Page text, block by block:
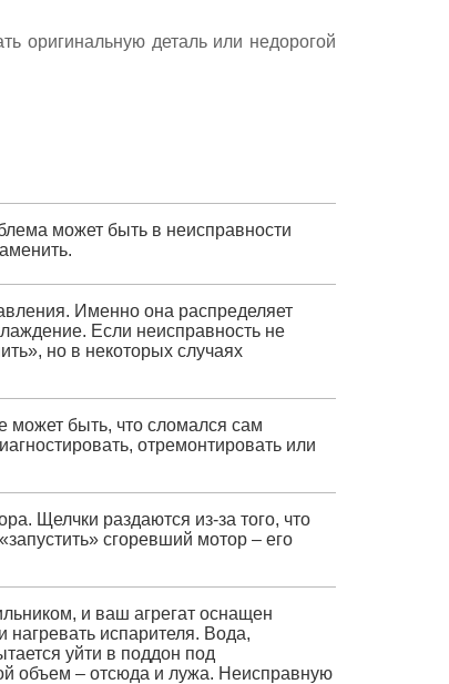
оригинальную деталь или недорогой
может быть в неисправности
Именно она распределяет
Если неисправность не
но в некоторых случаях
может быть, что сломался сам
отремонтировать или
Щелчки раздаются из-за того, что
сгоревший мотор – его
и ваш агрегат оснащен
нагревать испарителя. Вода,
уйти в поддон под
объем – отсюда и лужа. Неисправную